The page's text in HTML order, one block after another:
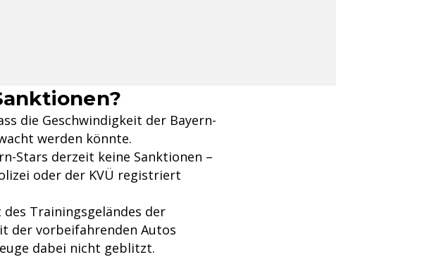
die Geschwindigkeit der Bayern-
werden könnte.
Stars derzeit keine Sanktionen –
oder der KVÜ registriert
Trainingsgeländes der
der vorbeifahrenden Autos
dabei nicht geblitzt.